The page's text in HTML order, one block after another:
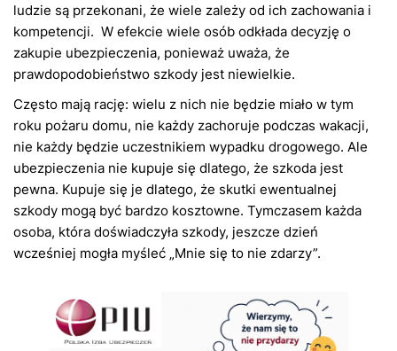
ludzie są przekonani, że wiele zależy od ich zachowania i
kompetencji. W efekcie wiele osób odkłada decyzję o
zakupie ubezpieczenia, ponieważ uważa, że
prawdopodobieństwo szkody jest niewielkie.
Często mają rację: wielu z nich nie będzie miało w tym
roku pożaru domu, nie każdy zachoruje podczas wakacji,
nie każdy będzie uczestnikiem wypadku drogowego. Ale
ubezpieczenia nie kupuje się dlatego, że szkoda jest
pewna. Kupuje się je dlatego, że skutki ewentualnej
szkody mogą być bardzo kosztowne. Tymczasem każda
osoba, która doświadczyła szkody, jeszcze dzień
wcześniej mogła myśleć „Mnie się to nie zdarzy”.